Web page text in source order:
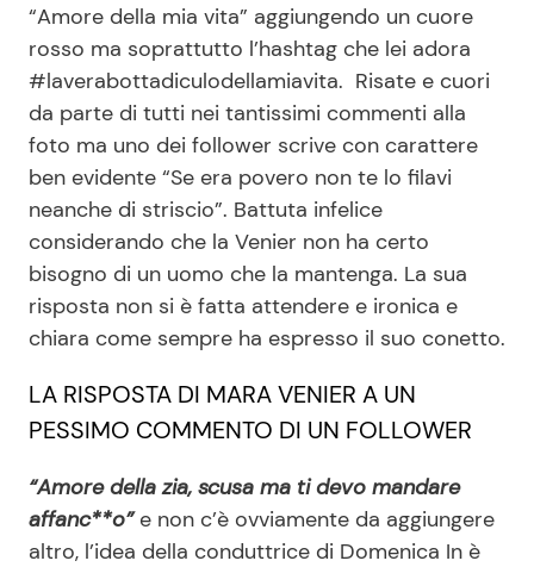
Ricette per Bambini
Seguici
Info
Chi siamo
Pubblicità
Privacy Policy
“Amore della mia vita” aggiungendo un cuore
rosso ma soprattutto l’hashtag che lei adora
#laverabottadiculodellamiavita. Risate e cuori
da parte di tutti nei tantissimi commenti alla
foto ma uno dei follower scrive con carattere
ben evidente “Se era povero non te lo filavi
neanche di striscio”. Battuta infelice
considerando che la Venier non ha certo
bisogno di un uomo che la mantenga. La sua
risposta non si è fatta attendere e ironica e
chiara come sempre ha espresso il suo conetto.
LA RISPOSTA DI MARA VENIER A UN
PESSIMO COMMENTO DI UN FOLLOWER
“Amore della zia, scusa ma ti devo mandare
affanc**o” e non c’è ovviamente da aggiungere
altro, l’idea della conduttrice di Domenica In è